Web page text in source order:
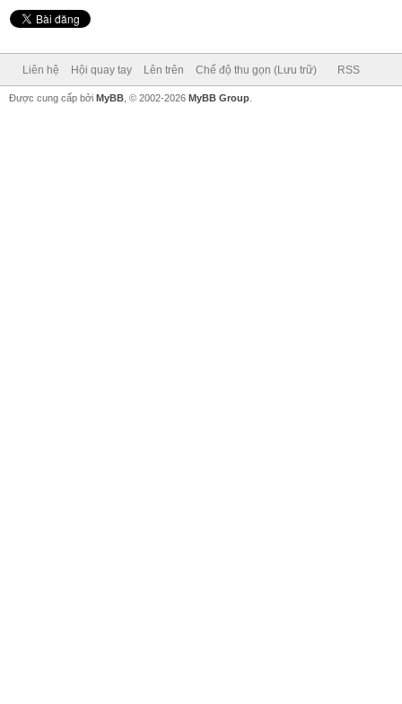
Liên hệ Hội quay tay Lên trên Chế độ thu gọn (Lưu trữ) RSS
Được cung cấp bởi MyBB , © 2002-2026 MyBB Group